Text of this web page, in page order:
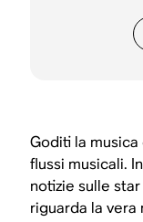
Goditi la
flussi musicali.
notizie sulle
riguarda la vera